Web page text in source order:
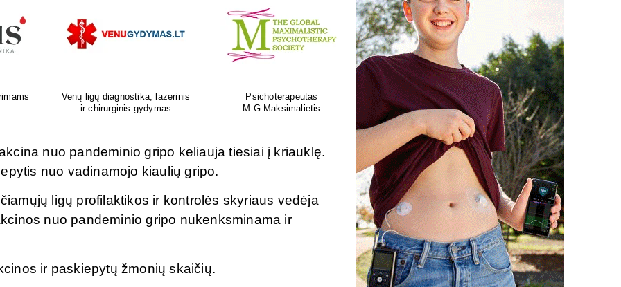
Ortopedijos priemonių gamyba ir
individualus pritaikymas
Atliksime tikslų, bet kokį DNR
tyrimą visoje Lietuvoje
Patrauklesnė vieta tyrimams
atlikti!
nuo pandeminio gripo keliauja tiesiai į kriauklę.
nuo vadinamojo kiaulių gripo.
ligų profilaktikos ir kontrolės skyriaus vedėja
nuo pandeminio gripo nukenksminama ir
ir paskiepytų žmonių skaičių.